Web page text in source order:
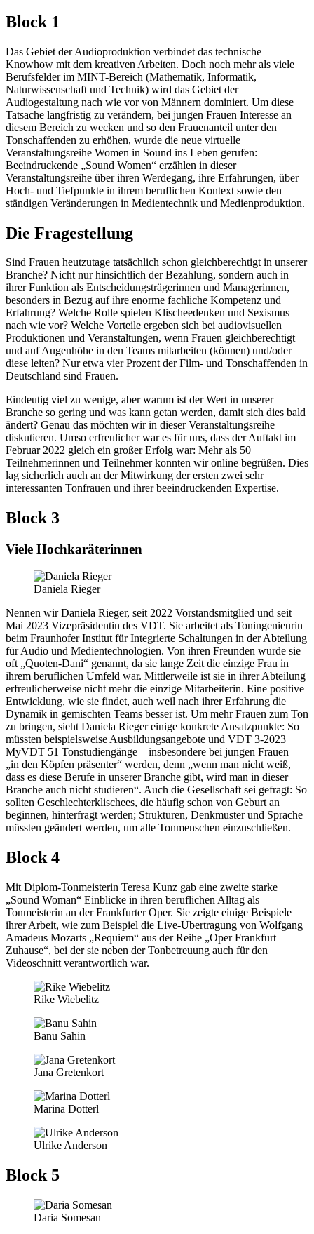
Block 1
Das Gebiet der Audioproduktion verbindet das technische
Knowhow mit dem kreativen Arbeiten. Doch noch mehr als viele
Berufsfelder im MINT-Bereich (Mathematik, Informatik,
Naturwissenschaft und Technik) wird das Gebiet der
Audiogestaltung nach wie vor von Männern dominiert. Um diese
Tatsache langfristig zu verändern, bei jungen Frauen Interesse an
diesem Bereich zu wecken und so den Frauenanteil unter den
Tonschaffenden zu erhöhen, wurde die neue virtuelle
Veranstaltungsreihe Women in Sound ins Leben gerufen:
Beeindruckende „Sound Women“ erzählen in dieser
Veranstaltungsreihe über ihren Werdegang, ihre Erfahrungen, über
Hoch- und Tiefpunkte in ihrem beruflichen Kontext sowie den
ständigen Veränderungen in Medientechnik und Medienproduktion.
Die Fragestellung
Sind Frauen heutzutage tatsächlich schon gleichberechtigt in unserer
Branche? Nicht nur hinsichtlich der Bezahlung, sondern auch in
ihrer Funktion als Entscheidungsträgerinnen und Managerinnen,
besonders in Bezug auf ihre enorme fachliche Kompetenz und
Erfahrung? Welche Rolle spielen Klischeedenken und Sexismus
nach wie vor? Welche Vorteile ergeben sich bei audiovisuellen
Produktionen und Veranstaltungen, wenn Frauen gleichberechtigt
und auf Augenhöhe in den Teams mitarbeiten (können) und/oder
diese leiten? Nur etwa vier Prozent der Film- und Tonschaffenden in
Deutschland sind Frauen.
Eindeutig viel zu wenige, aber warum ist der Wert in unserer
Branche so gering und was kann getan werden, damit sich dies bald
ändert? Genau das möchten wir in dieser Veranstaltungsreihe
diskutieren. Umso erfreulicher war es für uns, dass der Auftakt im
Februar 2022 gleich ein großer Erfolg war: Mehr als 50
Teilnehmerinnen und Teilnehmer konnten wir online begrüßen. Dies
lag sicherlich auch an der Mitwirkung der ersten zwei sehr
interessanten Tonfrauen und ihrer beeindruckenden Expertise.
Block 3
Viele Hochkaräterinnen
Daniela Rieger
Nennen wir Daniela Rieger, seit 2022 Vorstandsmitglied und seit
Mai 2023 Vizepräsidentin des VDT. Sie arbeitet als Toningenieurin
beim Fraunhofer Institut für Integrierte Schaltungen in der Abteilung
für Audio und Medientechnologien. Von ihren Freunden wurde sie
oft „Quoten-Dani“ genannt, da sie lange Zeit die einzige Frau in
ihrem beruflichen Umfeld war. Mittlerweile ist sie in ihrer Abteilung
erfreulicherweise nicht mehr die einzige Mitarbeiterin. Eine positive
Entwicklung, wie sie findet, auch weil nach ihrer Erfahrung die
Dynamik in gemischten Teams besser ist. Um mehr Frauen zum Ton
zu bringen, sieht Daniela Rieger einige konkrete Ansatzpunkte: So
müssten beispielsweise Ausbildungsangebote und VDT 3-2023
MyVDT 51 Tonstudiengänge – insbesondere bei jungen Frauen –
„in den Köpfen präsenter“ werden, denn „wenn man nicht weiß,
dass es diese Berufe in unserer Branche gibt, wird man in dieser
Branche auch nicht studieren“. Auch die Gesellschaft sei gefragt: So
sollten Geschlechterklischees, die häufig schon von Geburt an
beginnen, hinterfragt werden; Strukturen, Denkmuster und Sprache
müssten geändert werden, um alle Tonmenschen einzuschließen.
Block 4
Mit Diplom-Tonmeisterin Teresa Kunz gab eine zweite starke
„Sound Woman“ Einblicke in ihren beruflichen Alltag als
Tonmeisterin an der Frankfurter Oper. Sie zeigte einige Beispiele
ihrer Arbeit, wie zum Beispiel die Live-Übertragung von Wolfgang
Amadeus Mozarts „Requiem“ aus der Reihe „Oper Frankfurt
Zuhause“, bei der sie neben der Tonbetreuung auch für den
Videoschnitt verantwortlich war.
Rike Wiebelitz
Banu Sahin
Jana Gretenkort
Marina Dotterl
Ulrike Anderson
Block 5
Daria Somesan